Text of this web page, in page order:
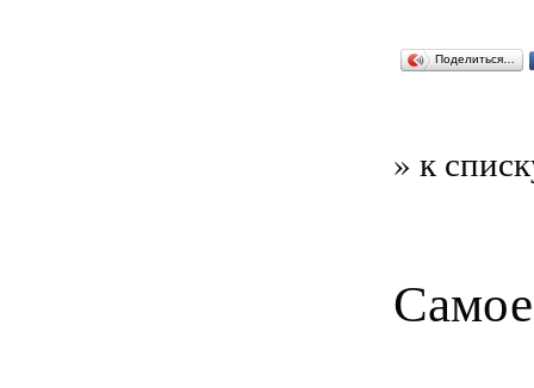
Поделиться…
» к